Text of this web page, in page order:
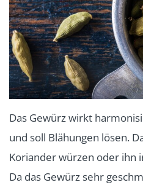
Das Gewürz wirkt
und soll Blähungen lösen.
Koriander würzen oder ihn
Da das Gewürz sehr